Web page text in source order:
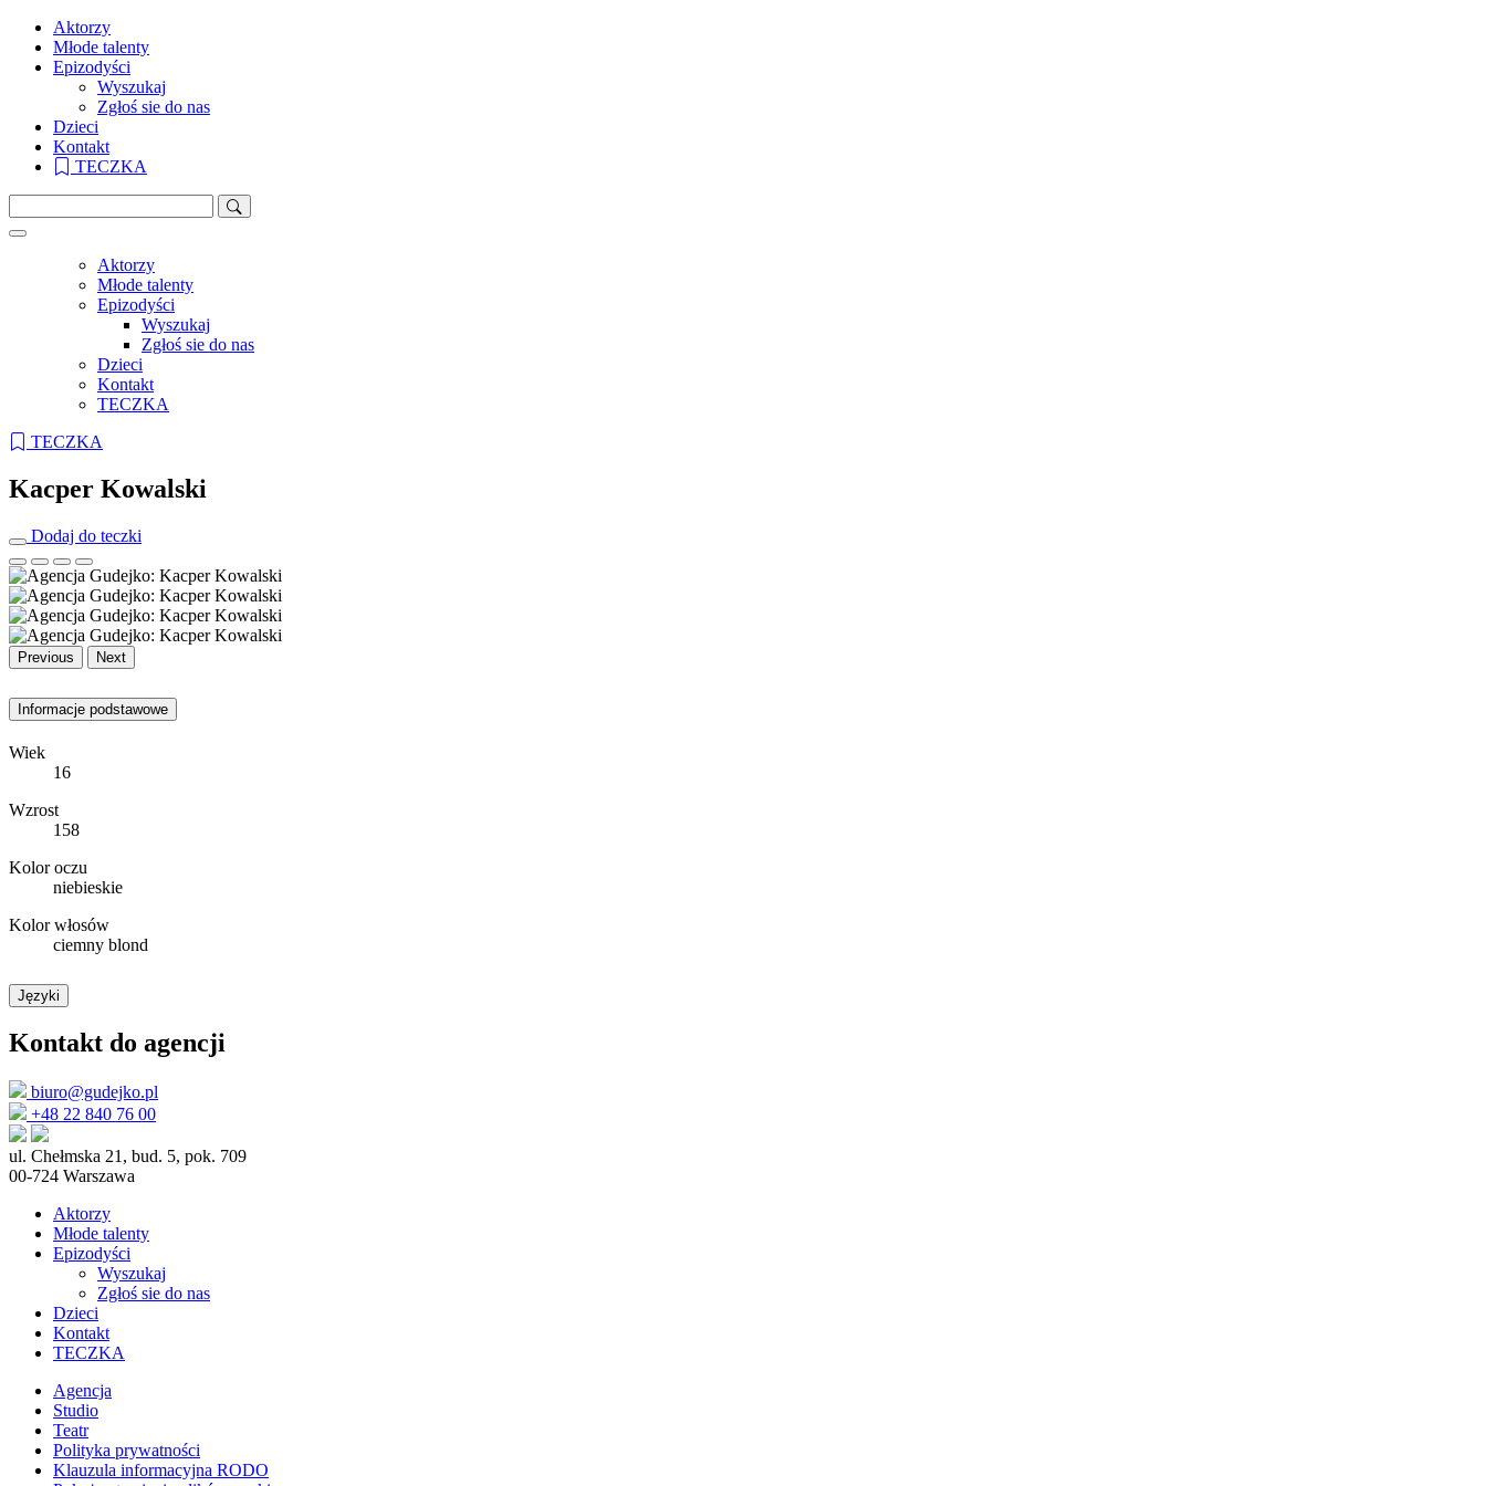
Aktorzy
Młode talenty
Epizodyści
Wyszukaj
Zgłoś sie do nas
Dzieci
Kontakt
TECZKA
Aktorzy
Młode talenty
Epizodyści
Wyszukaj
Zgłoś sie do nas
Dzieci
Kontakt
TECZKA
TECZKA
Kacper Kowalski
Dodaj do teczki
Previous Next
Informacje podstawowe
Wiek
16
Wzrost
158
Kolor oczu
niebieskie
Kolor włosów
ciemny blond
Języki
Kontakt do agencji
biuro@gudejko.pl
+48 22 840 76 00
ul. Chełmska 21, bud. 5, pok. 709
00-724 Warszawa
Aktorzy
Młode talenty
Epizodyści
Wyszukaj
Zgłoś sie do nas
Dzieci
Kontakt
TECZKA
Agencja
Studio
Teatr
Polityka prywatności
Klauzula informacyjna RODO